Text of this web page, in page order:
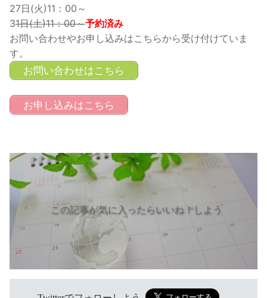
27日(火)11：00～
31日(土)11：00～予約済み
お問い合わせやお申し込みはこちらから受け付けていま
す。
お問い合わせはこちら
お申し込みはこちら
この記事が気に入ったらいいね！しよう